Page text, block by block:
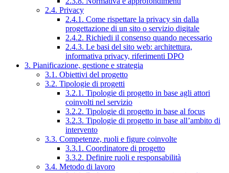
2.4. Privacy
2.4.1. Come rispettare la privacy sin dalla
progettazione di un sito o servizio digitale
2.4.2. Richiedi il consenso quando necessario
2.4.3. Le basi del sito web: architettura,
informativa privacy, riferimenti DPO
3. Pianificazione, gestione e strategia
3.1. Obiettivi del progetto
3.2. Tipologie di progetti
3.2.1. Tipologie di progetto in base agli attori
coinvolti nel servizio
3.2.2. Tipologie di progetto in base al focus
3.2.3. Tipologie di progetto in base all’ambito di
intervento
3.3. Competenze, ruoli e figure coinvolte
3.3.1. Coordinatore di progetto
3.3.2. Definire ruoli e responsabilità
3.4. Metodo di lavoro